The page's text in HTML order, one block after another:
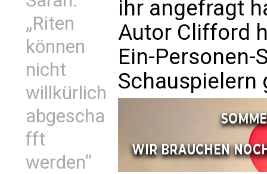
„Riten
können
nicht
willkürlich
abgescha
fft
werden“
ihr angefragt
Autor Clifford
Ein-Personen-
Schauspielern